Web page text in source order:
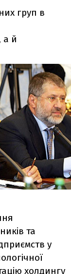
груп в
а й
та
у
холдингу